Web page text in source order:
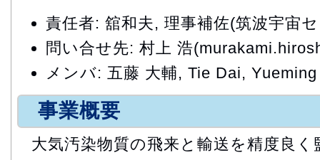
責任者: 舘和夫, 理事補佐(筑波宇宙
問い合せ先: 村上 浩
メンバ: 五藤 大輔, Tie Dai,
事業概要
大気汚染物質の飛来と輸送を精度良